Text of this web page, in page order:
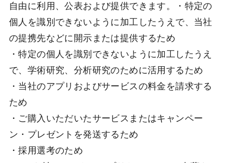
自由に利用、公表および提供できます。・特定の
個人を識別できないように加工したうえで、当社
の提携先などに開示または提供するため
・特定の個人を識別できないように加工したうえ
で、学術研究、分析研究のために活用するため
・当社のアプリおよびサービスの料金を請求する
ため
・ご購入いただいたサービスまたはキャンペー
ン・プレゼントを発送するため
・採用選考のため